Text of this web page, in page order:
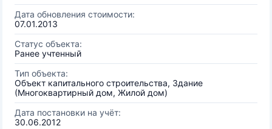
Дата обновления стоимости:
07.01.2013
Статус объекта:
Ранее учтенный
Тип объекта:
Объект капитального строительства, Здание
(Многоквартирный дом, Жилой дом)
Дата постановки на учёт:
30.06.2012